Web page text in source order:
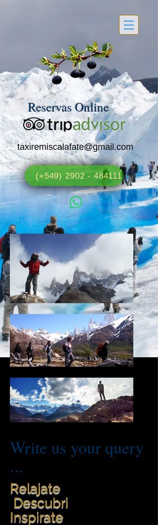
Reservas Online
taxiremiscalafate@gmail.com
(+549) 2902 - 484111
Write us your query
...
Relajate
Descubri
Inspirate